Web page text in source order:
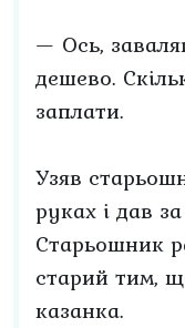
— Ось,
дешево.
заплати.
Узяв
руках і дав
Старьошник
старий тим,
казанка.